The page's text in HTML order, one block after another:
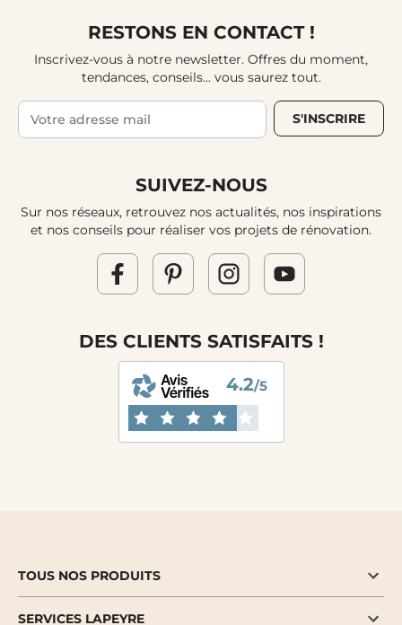
RESTONS EN CONTACT !
Inscrivez-vous à notre newsletter. Offres du moment,
tendances, conseils... vous saurez tout.
S'INSCRIRE
SUIVEZ-NOUS
Sur nos réseaux, retrouvez nos actualités, nos inspirations
et nos conseils pour réaliser vos projets de rénovation.
DES CLIENTS SATISFAITS !
4.2/5
TOUS NOS PRODUITS
SERVICES LAPEYRE